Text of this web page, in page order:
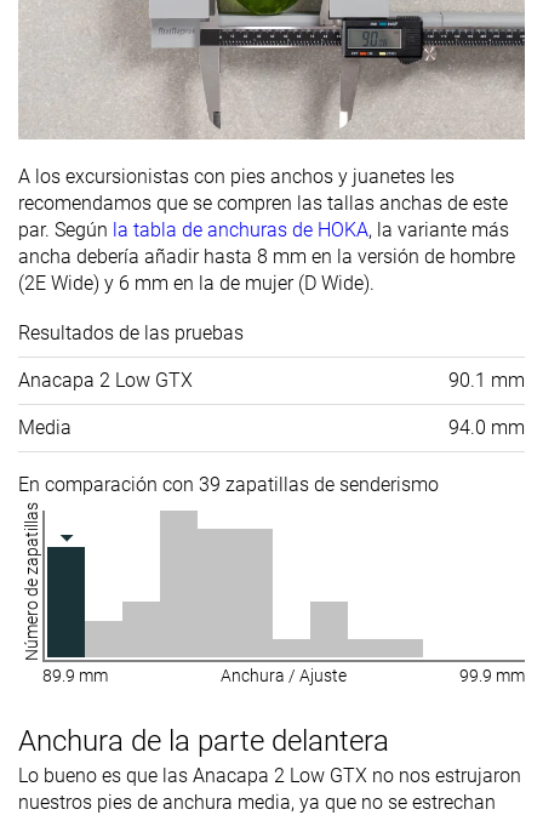
A los excursionistas con pies anchos y juanetes les
recomendamos que se compren las tallas anchas de este
par. Según la tabla de anchuras de HOKA, la variante más
ancha debería añadir hasta 8 mm en la versión de hombre
(2E Wide) y 6 mm en la de mujer (D Wide).
Resultados de las pruebas
Anacapa 2 Low GTX 90.1 mm
Media 94.0 mm
En comparación con 39 zapatillas de senderismo
Número de zapatillas
89.9 mm Anchura / Ajuste 99.9 mm
Anchura de la parte delantera
Lo bueno es que las Anacapa 2 Low GTX no nos estrujaron
nuestros pies de anchura media, ya que no se estrechan